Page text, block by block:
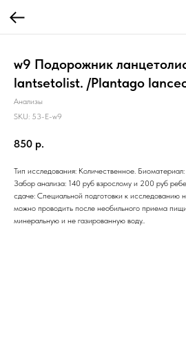
w9 Подорожник
lantsetolist. /Plantago
Анализы
SKU: 53-E-w9
850 р.
Тип исследования: Количественное.
Забор анализа: 140 руб взрослому и 200 руб
сдаче: Специальной подготовки к исследованию
можно проводить после необильного приема
минеральную и не газированную воду..